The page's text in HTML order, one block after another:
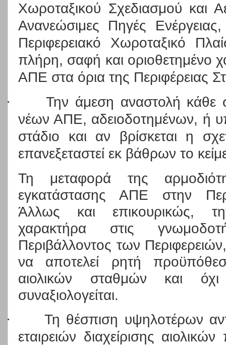
Χωροταξικού Σχεδιασμού και
Ανανεώσιμες Πηγές
Περιφερειακό Χωροταξικό
πλήρη, σαφή και οριοθετημένο
ΑΠΕ στα όρια της Περιφέρειας
·
Την άμεση αναστολή κάθε
νέων ΑΠΕ, αδειοδοτημένων, ή
στάδιο και αν βρίσκεται η
επανεξεταστεί εκ βάθρων το
Τη μεταφορά της
εγκατάστασης ΑΠΕ στην
Άλλως και επικουρικώς,
χαρακτήρα στις
Περιβάλλοντος των
να αποτελεί ρητή
αιολικών σταθμών και
συναξιολογείται.
·
Τη θέσπιση υψηλοτέρων
εταιρειών διαχείρισης